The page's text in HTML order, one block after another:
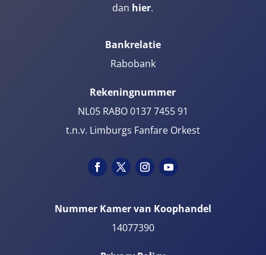
dan hier.
Bankrelatie
Rabobank
Rekeningnummer
NL05 RABO 0137 7455 91
t.n.v. Limburgs Fanfare Orkest
Nummer Kamer van Koophandel
14077390